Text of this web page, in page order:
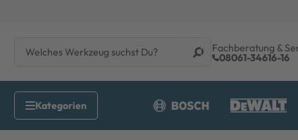
Fachberatung &
08061-34616-16